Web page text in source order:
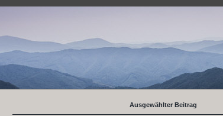
Ausgewählter Beitrag